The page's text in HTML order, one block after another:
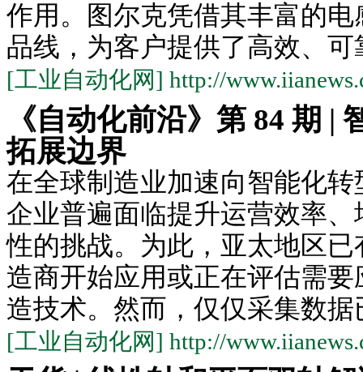
作用。图尔克凭借其丰富的
品线，为客户提供了高效、可
[工业自动化网] http://
《自动化前沿》第 84 期 |
拓展边界
在全球制造业加速向智能化
企业普遍面临提升运营效率
性的挑战。为此，亚太地区已
造商开始应用或正在评估需
造技术。然而，仅仅采集数据
[工业自动化网] http://